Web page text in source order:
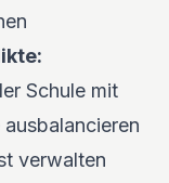
Schule mit
verwalten